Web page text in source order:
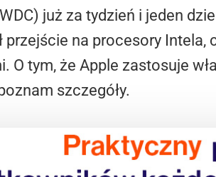
już za tydzień i jeden
na procesory Intela,
tym, że Apple zastosuje
szczegóły.